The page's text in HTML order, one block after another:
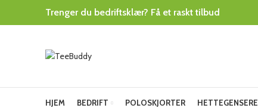
Trenger du bedriftsklær? Få et raskt tilbud
HJEM BEDRIFT POLOSKJORTER HETTEGENSERE